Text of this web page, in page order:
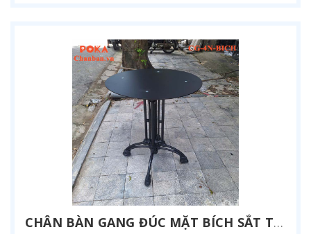
CHÂN BÀN GANG ĐÚC MẶT BÍCH SẮT TRÒN CG-4N-BICH